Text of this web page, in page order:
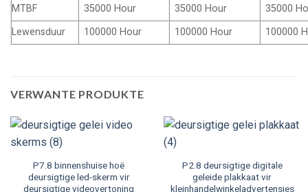
MTBF 35000Hour 35000Hour 35000
Lewensduur
100000Hour 100000Hour 100000
VERWANTE PRODUKTE
P7.8 binnenshuise hoë
deursigtige led-skerm vir
deursigtige videovertoning
P2.8 deursigtige digitale
geleide plakkaat vir
kleinhandelwinkeladvertensies